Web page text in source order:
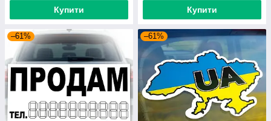
Купити Купити
–61% –61%